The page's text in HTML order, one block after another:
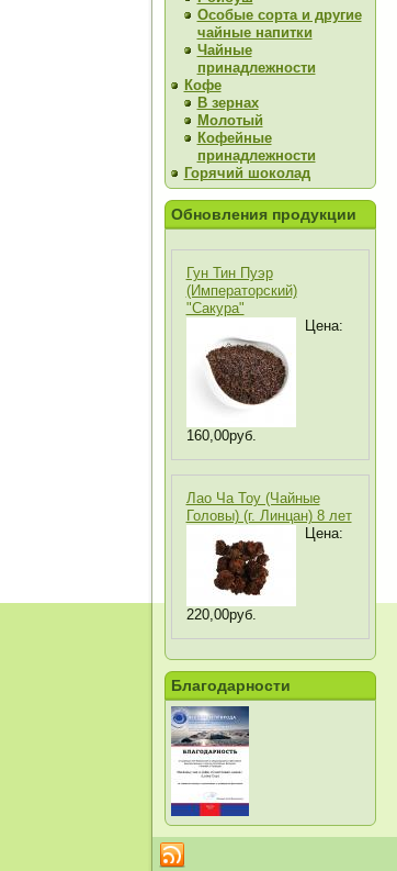
Особые сорта и другие
чайные напитки
Чайные
принадлежности
Кофе
В зернах
Молотый
Кофейные
принадлежности
Горячий шоколад
Обновления продукции
Гун Тин Пуэр
(Императорский)
"Сакура"
Цена:
160,00руб.
Лао Ча Тоу (Чайные
Головы) (г. Линцан) 8 лет
Цена:
220,00руб.
Благодарности